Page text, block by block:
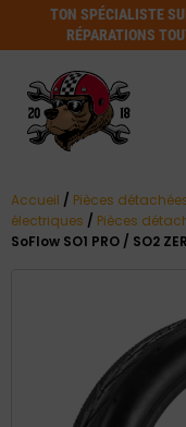
TON SPÉCIALISTE
RÉPARATIONS
Accueil / Pièces
électriques / Pièces
SoFlow SO1 PRO / SO2